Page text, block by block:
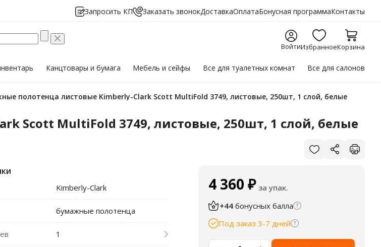
Запросить КП Заказать звонокДоставкаОплатаБонусная программаКонтакты
ВойтиИзбранноеКорзина
Канцтовары и бумага Мебельи сейфы Все для туалетных комнат Все для салонов
полотенца листовые Kimberly-Clark Scott MultiFold 3749, листовые, 250шт, 1 слой, белые
Scott MultiFold 3749, листовые, 250шт, 1 слой, белые
Kimberly-Clark
бумажные полотенца
1
4 360 ₽ за упак.
+44 бонусных балла
Под заказ 3-7 дней